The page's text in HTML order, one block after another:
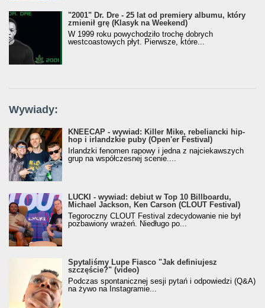
"2001" Dr. Dre - 25 lat od premiery albumu, który
zmienił grę (Klasyk na Weekend)
W 1999 roku powychodziło trochę dobrych
westcoastowych płyt. Pierwsze, które...
Wywiady:
KNEECAP - wywiad: Killer Mike, rebeliancki hip-
hop i irlandzkie puby (Open'er Festival)
Irlandzki fenomen rapowy i jedna z najciekawszych
grup na współczesnej scenie....
LUCKI - wywiad: debiut w Top 10 Billboardu,
Michael Jackson, Ken Carson (CLOUT Festival)
Tegoroczny CLOUT Festival zdecydowanie nie był
pozbawiony wrażeń. Niedługo po...
Spytaliśmy Lupe Fiasco "Jak definiujesz
szczęście?" (video)
Podczas spontanicznej sesji pytań i odpowiedzi (Q&A)
na żywo na Instagramie...